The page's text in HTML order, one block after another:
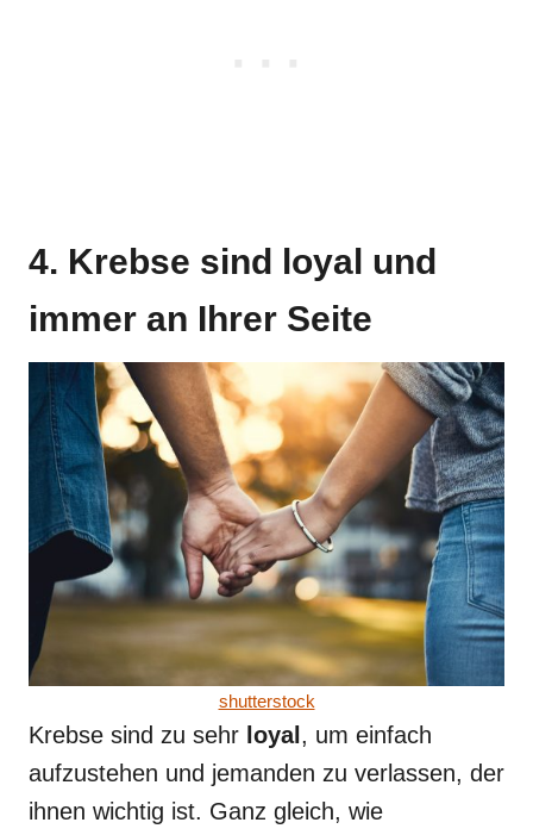
4. Krebse sind loyal und
immer an Ihrer Seite
shutterstock
Krebse sind zu sehr loyal , um einfach
aufzustehen und jemanden zu verlassen, der
ihnen wichtig ist. Ganz gleich, wie